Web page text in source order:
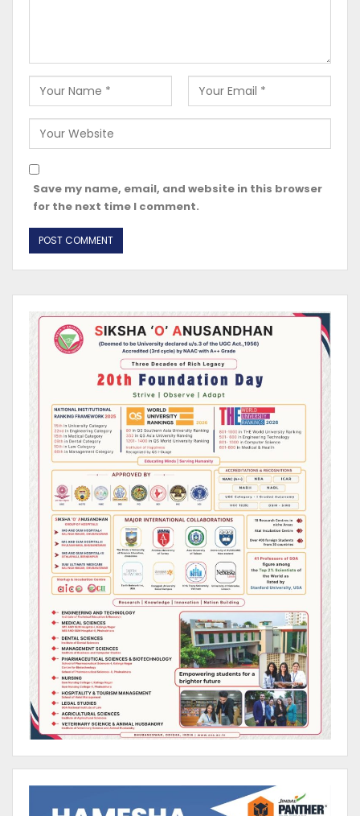
Save my name, email, and website in this browser
for the next time I comment.